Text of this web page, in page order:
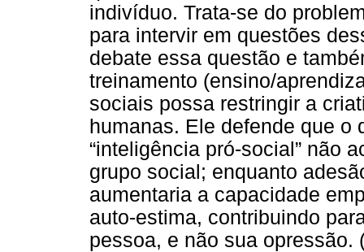
indivíduo. Trata-se do
para intervir em questões
debate essa questão e
treinamento (ensino/
sociais possa restringir a
humanas. Ele defende que o
“inteligência pró-social” não
grupo social; enquanto
aumentaria a capacidade
auto-estima, contribuindo
pessoa, e não sua opressão.